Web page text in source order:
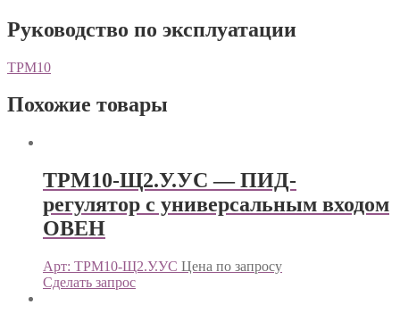
Руководство по эксплуатации
ТРМ10
Похожие товары
ТРМ10-Щ2.У.УС — ПИД-
регулятор с универсальным входом
ОВЕН
Арт: ТРМ10-Щ2.У.УС Цена по запросу
Сделать запрос